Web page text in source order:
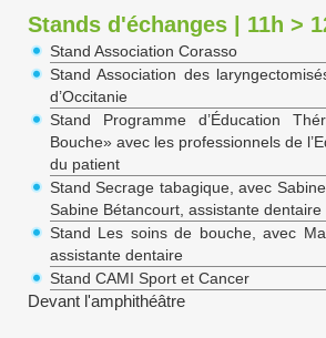
Stands d'échanges | 11h >
Stand Association Corasso
Stand Association des
d’Occitanie
Stand Programme d’Éducation
Bouche» avec les professionnels de
du patient
Stand Secrage tabagique, avec
Sabine Bétancourt, assistante dentaire
Stand Les soins de bouche, avec
assistante dentaire
Stand CAMI Sport et Cancer
Devant l'amphithéâtre